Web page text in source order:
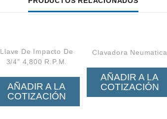
Llave De Impacto De
3/4” 4,800 R.P.M.
AÑADIR A LA
COTIZACIÓN
Clavadora Neumatica
AÑADIR A LA
COTIZACIÓN